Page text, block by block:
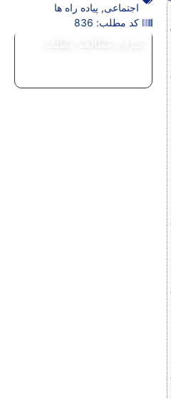
اجتماعی, پیاده راه ها
کد مطلب: 836